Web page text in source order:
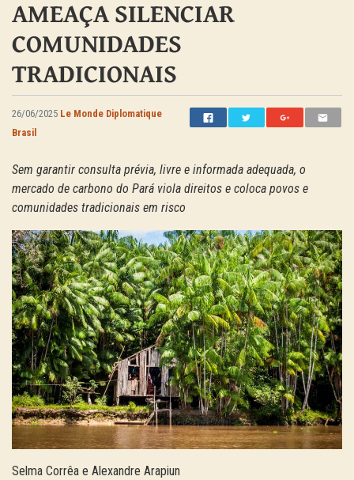
AMEAÇA SILENCIAR
COMUNIDADES
TRADICIONAIS
26/06/2025 Le Monde Diplomatique
Brasil
Sem garantir consulta prévia, livre e informada adequada, o
mercado de carbono do Pará viola direitos e coloca povos e
comunidades tradicionais em risco
Selma Corrêa e Alexandre Arapiun